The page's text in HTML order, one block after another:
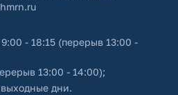
- 18:15 (перерыв 13:00 -
13:00 - 14:00);
дни.